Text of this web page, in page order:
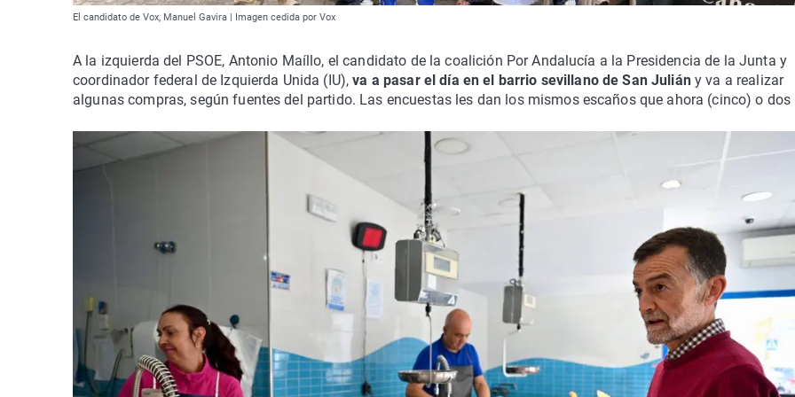
El candidato de Vox, Manuel Gavira | Imagen cedida por Vox
A la izquierda del PSOE, Antonio Maíllo, el candidato de la coalición Por Andalucía a la Presidencia de la Junta y
coordinador federal de Izquierda Unida (IU),va a pasar el día en el barrio sevillano de San Juliány va a realizar
algunas compras, según fuentes del partido. Las encuestas les dan los mismos escaños que ahora (cinco) o dos